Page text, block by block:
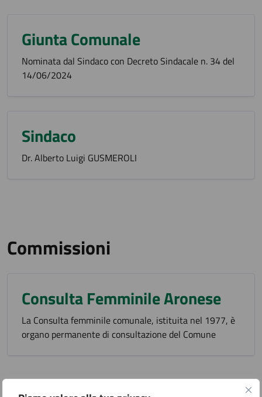
Giunta Comunale
Nominata dal Sindaco con Decreto Sindacale n. 34 del
14/06/2024
Sindaco
Dr. Alberto Luigi GUSMEROLI
Commissioni
Consulta Femminile Aronese
La Consulta femminile comunale, istituita nel 1977, è
organo permanente di consultazione del Comune